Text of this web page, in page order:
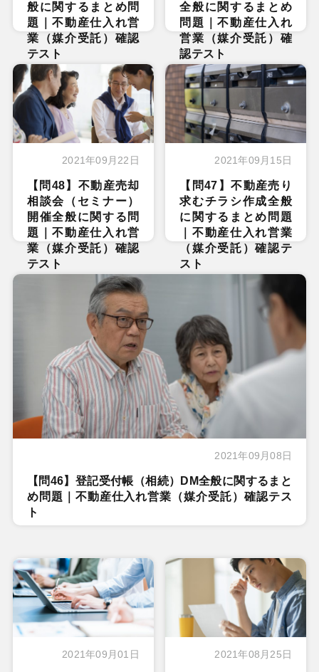
般に関するまとめ問
題｜不動産仕入れ営
業（媒介受託）確認
テスト
全般に関するまとめ
問題｜不動産仕入れ
営業（媒介受託）確
認テスト
2021年09月22日
【問48】不動産売却
相談会（セミナー）
開催全般に関する問
題｜不動産仕入れ営
業（媒介受託）確認
テスト
2021年09月15日
【問47】不動産売り
求むチラシ作成全般
に関するまとめ問題
｜不動産仕入れ営業
（媒介受託）確認テ
スト
2021年09月08日
【問46】登記受付帳（相続）DM全般に関するまと
め問題｜不動産仕入れ営業（媒介受託）確認テス
ト
2021年09月01日 2021年08月25日